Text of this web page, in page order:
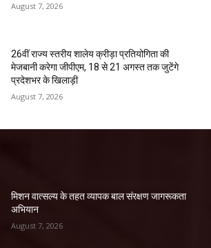
August 7, 2026
26वीं राज्य स्तरीय शालेय क्रीड़ा प्रतियोगिता की
मेजबानी करेगा जीपीएम, 18 से 21 अगस्त तक जुटेंगे
प्रदेशभर के खिलाड़ी
August 7, 2026
मिशन वात्सल्य के तहत व्यापक बाल संरक्षण जागरूकता
अभियान
August 7, 2026